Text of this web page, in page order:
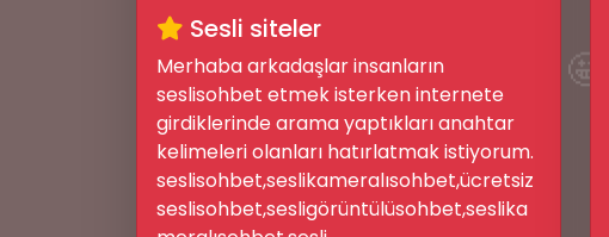
🤩
💭
Sesli siteler
Merhaba arkadaşlar insanların
seslisohbet etmek isterken internete
girdiklerinde arama yaptıkları anahtar
kelimeleri olanları hatırlatmak istiyorum.
seslisohbet,seslikameralısohbet,ücretsiz
seslisohbet,sesligörüntülüsohbet,seslika